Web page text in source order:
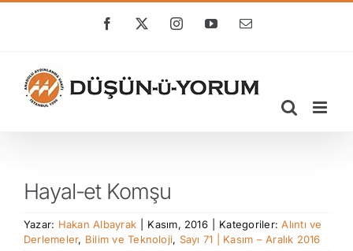
Facebook
X InstagramYouTube
E-
Hayal-et Komşu
Yazar: Hakan Albayrak Kasım, 2016 Kategoriler:Alıntı ve
Derlemeler, Bilim ve Teknoloji, Sayı 71 | Kasım – Aralık 2016